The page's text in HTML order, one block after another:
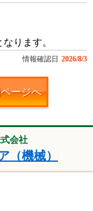
ります。
情報確認日 2026/8/3
ージへ
会社
（機械）